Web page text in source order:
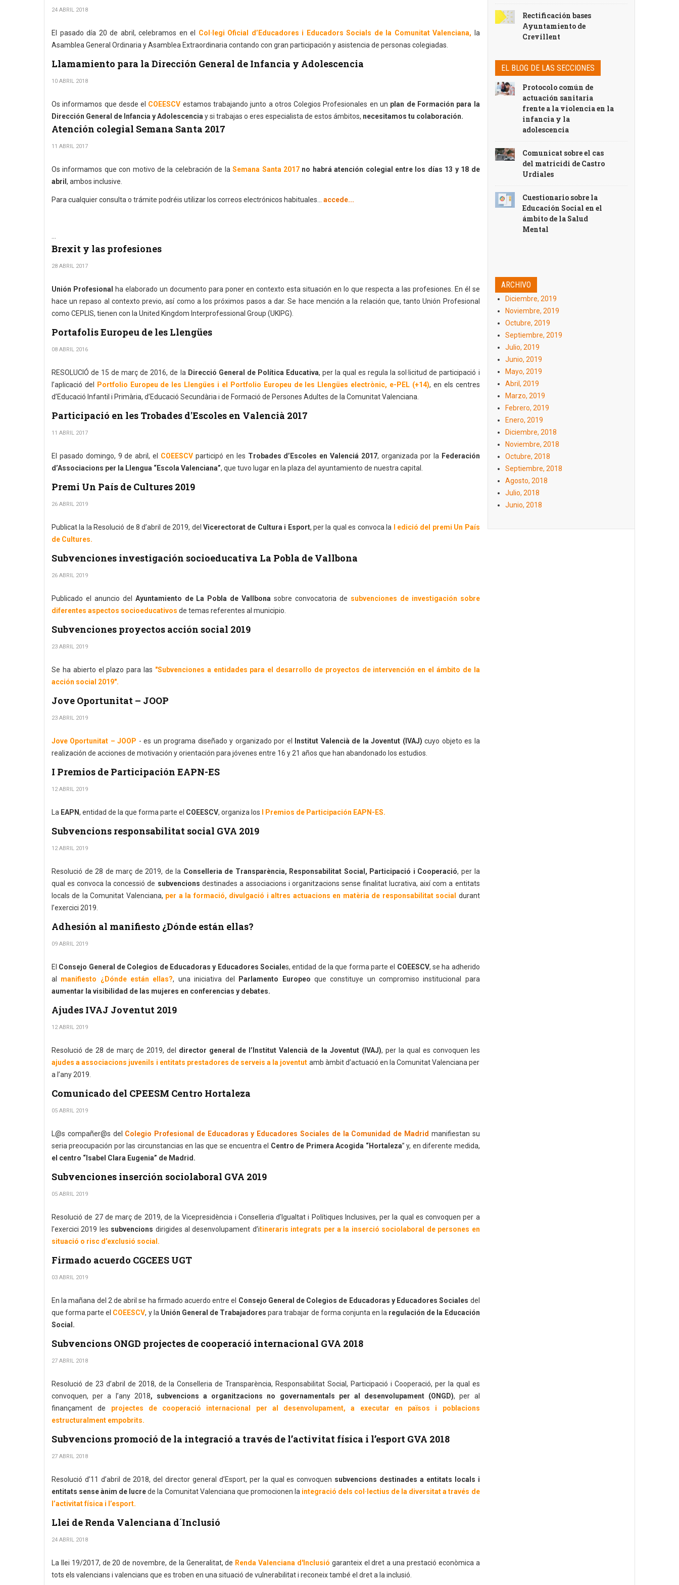
24 ABRIL 2018
El pasado día 20 de abril, celebramos en el Col·legi Oficial d’Educadores i Educadors Socials de la Comunitat Valenciana, la
Asamblea General Ordinaria y Asamblea Extraordinaria contando con gran participación y asistencia de personas colegiadas.
Llamamiento para la Dirección General de Infancia y Adolescencia
10 ABRIL 2018
Os informamos que desde el COEESCV estamos trabajando junto a otros Colegios Profesionales en un plan de Formación para la
Dirección General de Infancia y Adolescencia y si trabajas o eres especialista de estos ámbitos, necesitamos tu colaboración.
Atención colegial Semana Santa 2017
11 ABRIL 2017
Os informamos que con motivo de la celebración de laSemana Santa 2017 no habrá atención colegial entre los días 13 y 18 de
abril , ambos inclusive.
Para cualquier consulta o trámite podréis utilizar los correos electrónicos habituales... accede...
Brexit y las profesiones
28 ABRIL 2017
Unión Profesional
ha elaborado un documento para poner en contexto esta situación en lo que respecta a las profesiones. En él se
hace un repaso al contexto previo, así como a los próximos pasos a dar. Se hace mención a la relación que, tanto Unión Profesional
como CEPLIS, tienen con la United Kingdom Interprofessional Group (UKIPG).
Portafolis Europeu de les Llengües
08 ABRIL 2016
RESOLUCIÓ de 15 de març de 2016, de la Direcció General de Política Educativa, per la qual es regula la sol·licitud de participació i
l’aplicació del
Portfolio Europeu de les Llengües i el Portfolio Europeu de les Llengües electrònic, e-PEL (+14), en els centres
d’Educació Infantil i Primària, d’Educació Secundària i de Formació de Persones Adultes de la Comunitat Valenciana.
Participació en les Trobades d'Escoles en Valencià 2017
11 ABRIL 2017
El pasado domingo, 9 de abril, el COEESCV participó en les Trobades d’Escoles en Valenciá 2017, organizada por la Federación
d’Associacions per la Llengua “Escola Valenciana”, que tuvo lugar en la plaza del ayuntamiento de nuestra capital.
Premi Un País de Cultures 2019
26 ABRIL 2019
Publicat la la Resolució de 8 d’abril de 2019, delVicerectorat de Cultura i Esport, per la qual es convoca la I edició del premi Un País
de Cultures.
Subvenciones investigación socioeducativa La Pobla de Vallbona
26 ABRIL 2019
Publicado el anuncio del Ayuntamiento de La Pobla de Vallbona sobre convocatoria de subvenciones de investigación sobre
diferentes aspectos socioeducativos de temas referentes al municipio.
Subvenciones proyectos acción social 2019
23 ABRIL 2019
Se ha abierto el plazo para las "Subvenciones a entidades para el desarrollo de proyectos de intervención en el ámbito de la
acción social 2019".
Jove Oportunitat – JOOP
23 ABRIL 2019
Jove Oportunitat – JOOP - es un programa diseñado y organizado por el Institut Valencià de la Joventut (IVAJ) cuyo objeto es la
realización de acciones de motivación y orientación para jóvenes entre 16 y 21 años que han abandonado los estudios.
I Premios de Participación EAPN-ES
12 ABRIL 2019
La EAPN, entidad de la que forma parte el COEESCV, organiza los I Premios de Participación EAPN-ES.
Subvencions responsabilitat social GVA 2019
12 ABRIL 2019
Resolució de 28 de març de 2019, de la Conselleria de Transparència, Responsabilitat Social, Participació i Cooperació, per la
qual es convoca la concessió de subvencions destinades a associacions i organitzacions sense finalitat lucrativa, així com a entitats
locals de la Comunitat Valenciana, per a la formació, divulgació i altres actuacions en matèria de responsabilitat social
durant
l’exercici 2019.
Adhesión al manifiesto ¿Dónde están ellas?
09 ABRIL 2019
El Consejo General de Colegios de Educadoras y Educadores Sociales, entidad de la que forma parte el COEESCV, se ha adherido
al manifiesto ¿Dónde están ellas?, una iniciativa del Parlamento Europeo que constituye un compromiso institucional para
aumentar la visibilidad de las mujeres en conferencias y debates.
Ajudes IVAJ Joventut 2019
12 ABRIL 2019
Resolució de 28 de març de 2019, del director general de l’Institut Valencià de la Joventut (IVAJ), per la qual es convoquen les
ajudes a associacions juvenils i entitats prestadores de serveis a la joventut amb àmbit d’actuació en la Comunitat Valenciana per
a l’any 2019.
Comunicado del CPEESM Centro Hortaleza
05 ABRIL 2019
L@s compañer@s del Colegio Profesional de Educadoras y Educadores Sociales de la Comunidad de Madrid manifiestan su
seria preocupación por las circunstancias en las que se encuentra el Centro de Primera Acogida “Hortaleza” y, en diferente medida,
el centro “Isabel Clara Eugenia” de Madrid.
Subvenciones inserción sociolaboral GVA 2019
05 ABRIL 2019
Resolució de 27 de març de 2019, de la Vicepresidència i Conselleria d’Igualtat i Polítiques Inclusives, per la qual es convoquen per a
l’exercici 2019 les subvencions dirigides al desenvolupament d’itineraris integrats per a la inserció sociolaboral de persones en
situació o risc d’exclusió social.
Firmado acuerdo CGCEES UGT
03 ABRIL 2019
En la mañana del 2 de abril se ha firmado acuerdo entre el Consejo General de Colegios de Educadoras y Educadores Sociales del
que forma parte el COEESCV, y la Unión General de Trabajadores para trabajar de forma conjunta en la regulación de la Educación
Social.
Subvencions ONGD projectes de cooperació internacional GVA 2018
27 ABRIL 2018
Resolució de 23 d’abril de 2018, de la Conselleria de Transparència, Responsabilitat Social, Participació i Cooperació, per la qual es
convoquen, per a l’any 2018, subvencions a organitzacions no governamentals per al desenvolupament (ONGD), per al
finançament de projectes de cooperació internacional per al desenvolupament, a executar en països i poblacions
estructuralment empobrits.
Subvencions promoció de la integració a través de l’activitat física i l’esport GVA 2018
27 ABRIL 2018
Resolució d’11 d’abril de 2018, del director general d’Esport, per la qual es convoquen subvencions destinades a entitats locals i
entitats sense ànim de lucrede la Comunitat Valenciana que promocionen la integració dels col·lectius de la diversitat a través de
l’activitat física i l’esport.
Llei de Renda Valenciana d´Inclusió
24 ABRIL 2018
La llei 19/2017, de 20 de novembre, de la Generalitat, de Renda Valenciana d'Inclusió garanteix el dret a una prestació econòmica a
tots els valencians i valencians que es troben en una situació de vulnerabilitat i reconeix també el dret a la inclusió.
Rectificación bases
Ayuntamiento de
Crevillent
EL BLOG DE LAS SECCIONES
Protocolo común de
actuación sanitaria
frente a la violencia en la
infancia y la
adolescencia
Comunicat sobre el cas
del matricidi de Castro
Urdiales
Cuestionario sobre la
Educación Social en el
ámbito de la Salud
Mental
ARCHIVO
Diciembre, 2019
Noviembre, 2019
Octubre, 2019
Septiembre, 2019
Julio, 2019
Junio, 2019
Mayo, 2019
Abril, 2019
Marzo, 2019
Febrero, 2019
Enero, 2019
Diciembre, 2018
Noviembre, 2018
Octubre, 2018
Septiembre, 2018
Agosto, 2018
Julio, 2018
Junio, 2018